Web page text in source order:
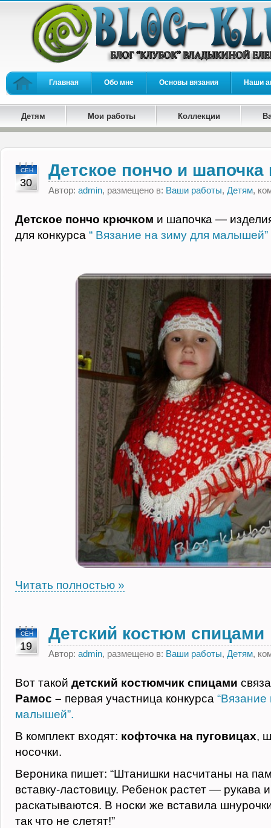
Главная Обо мне Основы вязания Наши
Детям Мои работы Коллекции
СЕН
30
Детское пончо и
Автор: admin, размещено в: Ваши работы, Детям,
Детское пончо крючком и шапочка —
для конкурса “ Вязание на зиму для малышей”
Читать полностью »
СЕН
19
Детский костюм спицами
Автор: admin, размещено в: Ваши работы, Детям,
Вот такой детский костюмчик спицами
Рамос – первая участница конкурса
малышей”.
В комплект входят: кофточка на пуговицах,
носочки.
Вероника пишет: “Штанишки насчитаны на
вставку-ластовицу. Ребенок растет — рукава
раскатываются. В носки же вставила
так что не слетят!”